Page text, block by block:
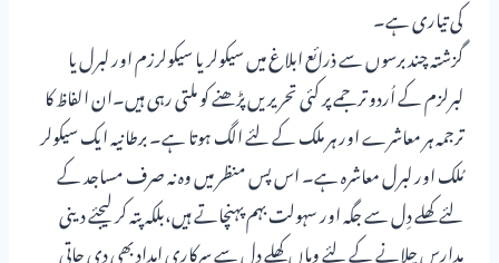
کی تیاری ہے۔
گزشتہ چند برسوں سے ذرائع ابلاغ میں سیکولر یا سیکولرزم اور لبرل یا
لبرلزم کے اُردو ترجمے پر کئی تحریریں پڑھنے کو ملتی رہی ہیں۔ان الفاظ کا
ترجمہ ہر معاشرے اور ہر ملک کے لئے الگ ہوتا ہے۔ برطانیہ ایک سیکولر
مُلک اور لبرل معاشرہ ہے۔ اس پس منظر میں وہ نہ صرف مساجد کے
لئے کھلے دِل سے جگہ اور سہولت بہم پہنچاتے ہیں،بلکہ پتہ کر لیجئے دینی
مدارس چلانے کے لئے وہاں کھلے دل سے سرکاری امداد بھی دی جاتی